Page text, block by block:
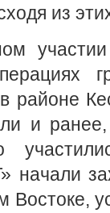
из
районе
и
начали
Востоке,